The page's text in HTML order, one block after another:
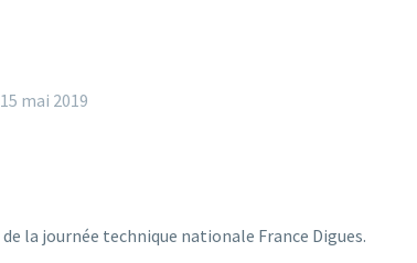
15 mai 2019
la journée technique nationale France Digues.